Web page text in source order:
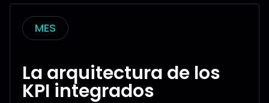
MES
La arquitectura de los
KPI integrados